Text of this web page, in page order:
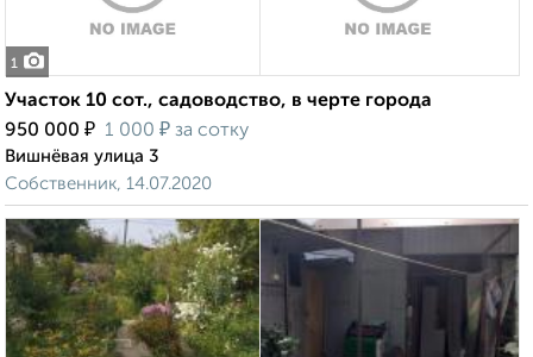
1
Участок 10 сот., садоводство, в черте города
950 000 ₽ 1 000 ₽ за сотку
Вишнёвая улица 3
Собственник, 14.07.2020